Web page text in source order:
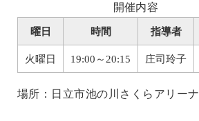
開催内容
曜日 時間 指導者
火曜日 19:00～20:15 庄司玲子
場所：日立市池の川さくらアリーナ